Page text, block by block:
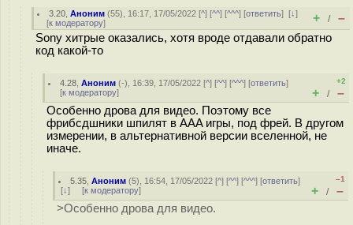
3.20 ,Аноним (55), 16:17, 17/05/2022 [^] [^^] [^^^] [ответить][↓]
[к модератору] + / –
Sony хитрые оказались, хотя вроде отдавали обратно
код какой-то
4.28 ,Аноним (-), 16:39, 17/05/2022 [^] [^^] [^^^] [ответить]
[к модератору]
+2
+ / –
Особенно дрова для видео. Поэтому все
фрибсдшники шпилят в AAA игры, под фрей. В другом
измерении, в альтернативной версии вселенной, не
иначе.
5.35 ,Аноним (5), 16:54, 17/05/2022 [^] [^^] [^^^] [ответить]
[↓] [к модератору]
–1
+ / –
>Особенно дрова для видео.